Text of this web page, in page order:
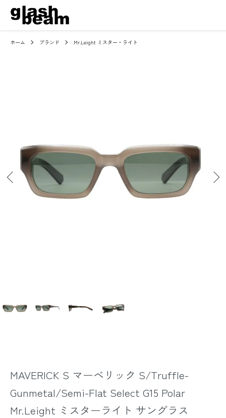
ホーム ブランド Mr.Leight ミスター・ライト
MAVERICK S マーベリック S/Truffle-
Gunmetal/Semi-Flat Select G15 Polar
Mr.Leight ミスターライト サングラス